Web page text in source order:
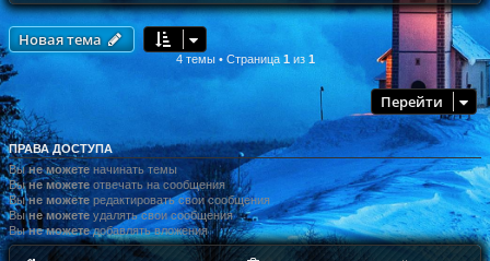
Новая тема
4 темы • Страница 1 из 1
Перейти
ПРАВА ДОСТУПА
Выне можете начинать темы
Выне можетеотвечать на сообщения
Выне можете редактировать свои сообщения
Выне можете удалять свои сообщения
Выне можетедобавлять вложения